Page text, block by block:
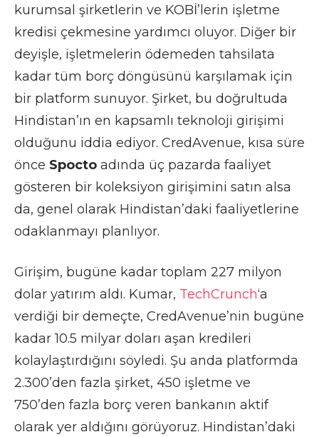
kurumsal şirketlerin ve KOBİ’lerin işletme
kredisi çekmesine yardımcı oluyor. Diğer bir
deyişle, işletmelerin ödemeden tahsilata
kadar tüm borç döngüsünü karşılamak için
bir platform sunuyor. Şirket, bu doğrultuda
Hindistan’ın en kapsamlı teknoloji girişimi
olduğunu iddia ediyor. CredAvenue, kısa süre
önce Spocto adında üç pazarda faaliyet
gösteren bir koleksiyon girişimini satın alsa
da, genel olarak Hindistan’daki faaliyetlerine
odaklanmayı planlıyor.
Girişim, bugüne kadar toplam 227 milyon
dolar yatırım aldı. Kumar, TechCrunch‘a
verdiği bir demeçte, CredAvenue’nin bugüne
kadar 10.5 milyar doları aşan kredileri
kolaylaştırdığını söyledi. Şu anda platformda
2.300’den fazla şirket, 450 işletme ve
750’den fazla borç veren bankanın aktif
olarak yer aldığını görüyoruz. Hindistan’daki